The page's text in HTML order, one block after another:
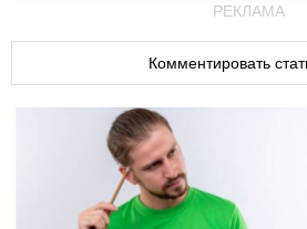
РЕКЛАМА
Комментировать